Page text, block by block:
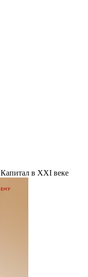
Капитал в XXI веке